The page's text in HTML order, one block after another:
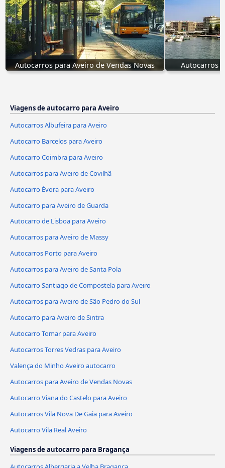
Autocarros para Aveiro de Vendas Novas Autocarros
Viagens de autocarro para Aveiro
Autocarros Albufeira para Aveiro
Autocarro Barcelos para Aveiro
Autocarro Coimbra para Aveiro
Autocarros para Aveiro de Covilhã
Autocarro Évora para Aveiro
Autocarro para Aveiro de Guarda
Autocarro de Lisboa para Aveiro
Autocarros para Aveiro de Massy
Autocarros Porto para Aveiro
Autocarros para Aveiro de Santa Pola
Autocarro Santiago de Compostela para Aveiro
Autocarros para Aveiro de São Pedro do Sul
Autocarro para Aveiro de Sintra
Autocarro Tomar para Aveiro
Autocarros Torres Vedras para Aveiro
Valença do Minho Aveiro autocarro
Autocarros para Aveiro de Vendas Novas
Autocarro Viana do Castelo para Aveiro
Autocarros Vila Nova De Gaia para Aveiro
Autocarro Vila Real Aveiro
Viagens de autocarro para Bragança